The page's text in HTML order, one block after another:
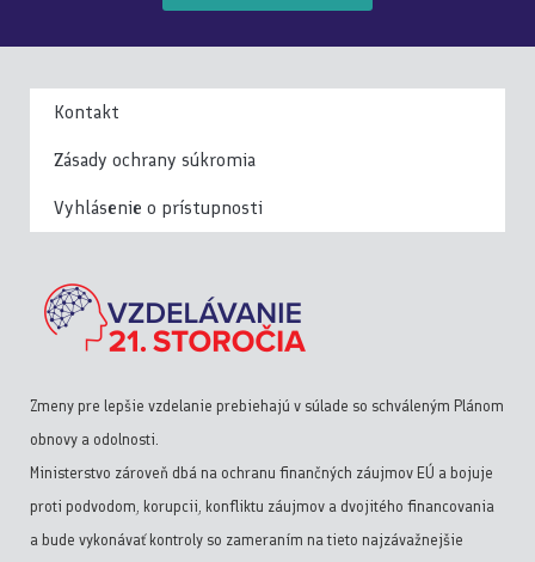
Kontakt
Zásady ochrany súkromia
Vyhlásenie o prístupnosti
Zmeny pre lepšie vzdelanie prebiehajú v súlade so schváleným Plánom
obnovy a odolnosti.
Ministerstvo zároveň dbá na ochranu finančných záujmov EÚ a bojuje
proti podvodom, korupcii, konfliktu záujmov a dvojitého financovania
a bude vykonávať kontroly so zameraním na tieto najzávažnejšie